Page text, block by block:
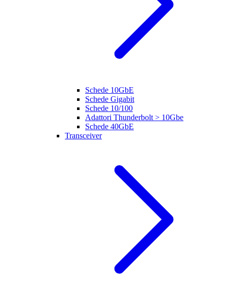
Schede 10GbE
Schede Gigabit
Schede 10/100
Adattori Thunderbolt > 10Gbe
Schede 40GbE
Transceiver